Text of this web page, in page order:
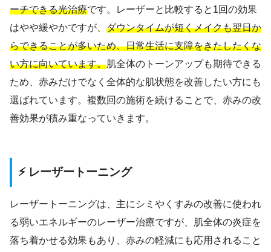
ーチできる光治療です。レーザーと比較すると1回の効果
はやや緩やかですが、 ダウンタイムが短くメイクも翌日か
らできることが多いため、日常生活に支障をきたしたくな
い方に向いています。肌全体のトーンアップも期待できる
ため、赤みだけでなく全体的な肌状態を改善したい方にも
選ばれています。複数回の施術を続けることで、赤みの改
善効果が積み重なっていきます。
⚡ レーザートーニング
レーザートーニングは、主にシミやくすみの改善に使われ
る弱いエネルギーのレーザー治療ですが、肌全体の炎症を
落ち着かせる効果もあり、赤みの軽減にも応用されること